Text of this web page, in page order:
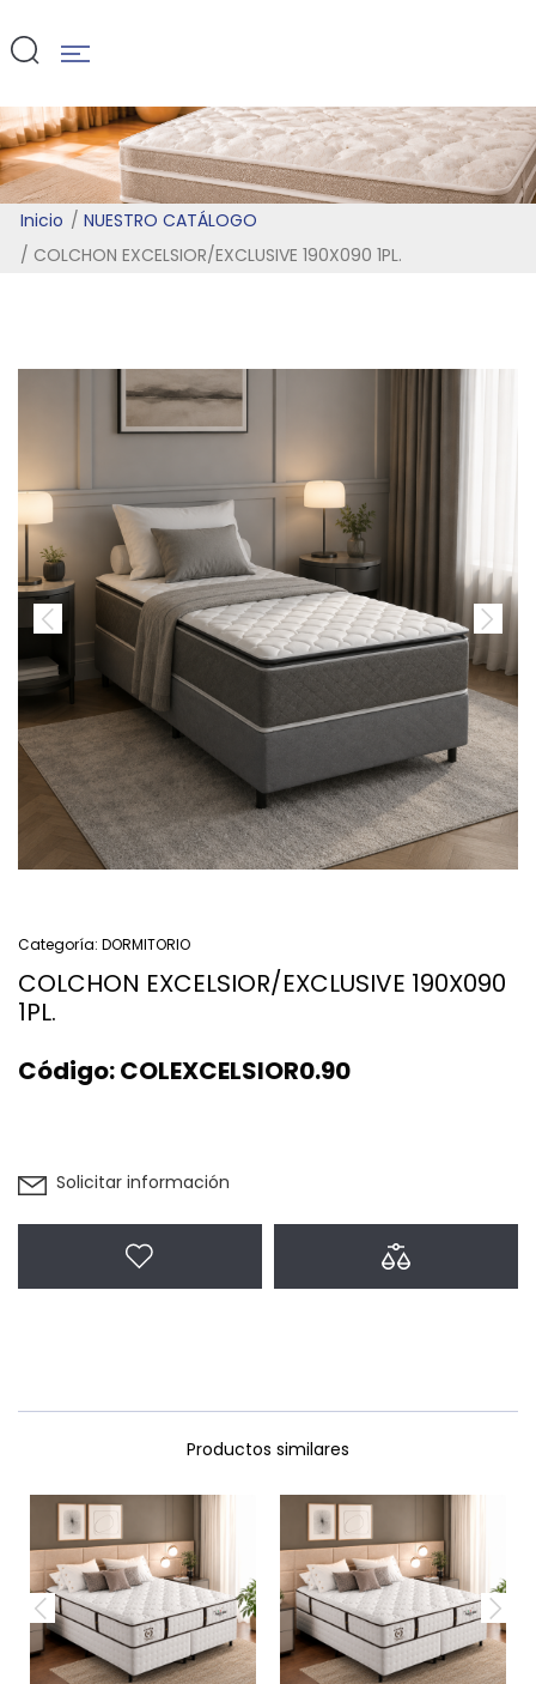
190X090 1PL.
Inicio
NUESTRO CATÁLOGO
COLCHON EXCELSIOR/EXCLUSIVE 190X090 1PL.
Categoría: DORMITORIO
COLCHON EXCELSIOR/EXCLUSIVE 190X090
1PL.
Código:COLEXCELSIOR0.90
Solicitar información
Productos similares